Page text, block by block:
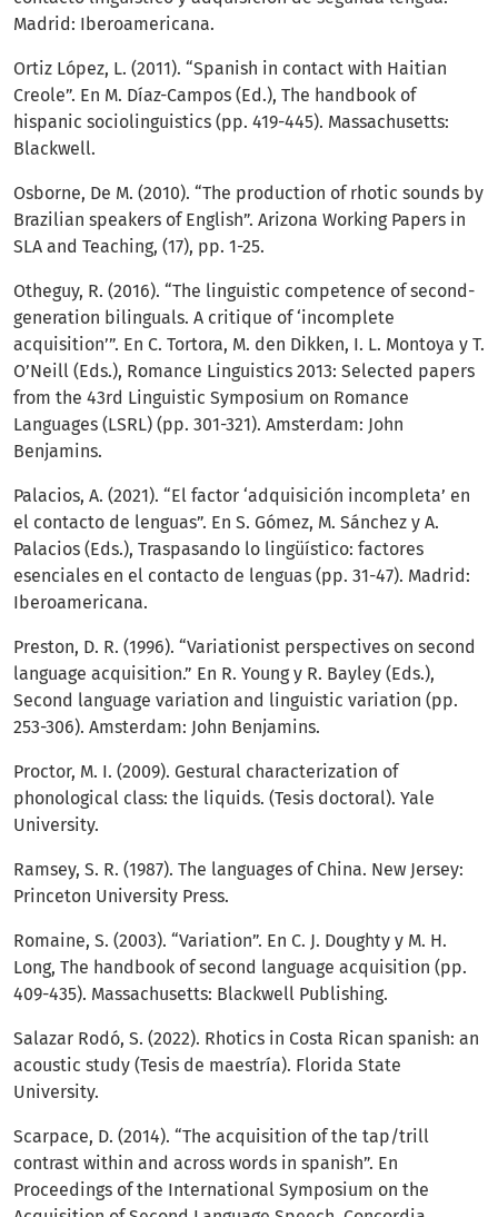
Madrid: Iberoamericana.
Ortiz López, L. (2011). “Spanish in contact with Haitian
Creole”. En M. Díaz-Campos (Ed.), The handbook of
hispanic sociolinguistics (pp. 419-445). Massachusetts:
Blackwell.
Osborne, De M. (2010). “The production of rhotic sounds by
Brazilian speakers of English”. Arizona Working Papers in
SLA and Teaching, (17), pp. 1-25.
Otheguy, R. (2016). “The linguistic competence of second-
generation bilinguals. A critique of ‘incomplete
acquisition’”. En C. Tortora, M. den Dikken, I. L. Montoya y T.
O’Neill (Eds.), Romance Linguistics 2013: Selected papers
from the 43rd Linguistic Symposium on Romance
Languages (LSRL) (pp. 301-321). Amsterdam: John
Benjamins.
Palacios, A. (2021). “El factor ‘adquisición incompleta’ en
el contacto de lenguas”. En S. Gómez, M. Sánchez y A.
Palacios (Eds.), Traspasando lo lingüístico: factores
esenciales en el contacto de lenguas (pp. 31-47). Madrid:
Iberoamericana.
Preston, D. R. (1996). “Variationist perspectives on second
language acquisition.” En R. Young y R. Bayley (Eds.),
Second language variation and linguistic variation (pp.
253-306). Amsterdam: John Benjamins.
Proctor, M. I. (2009). Gestural characterization of
phonological class: the liquids. (Tesis doctoral). Yale
University.
Ramsey, S. R. (1987). The languages of China. New Jersey:
Princeton University Press.
Romaine, S. (2003). “Variation”. En C. J. Doughty y M. H.
Long, The handbook of second language acquisition (pp.
409-435). Massachusetts: Blackwell Publishing.
Salazar Rodó, S. (2022). Rhotics in Costa Rican spanish: an
acoustic study (Tesis de maestría). Florida State
University.
Scarpace, D. (2014). “The acquisition of the tap/trill
contrast within and across words in spanish”. En
Proceedings of the International Symposium on the